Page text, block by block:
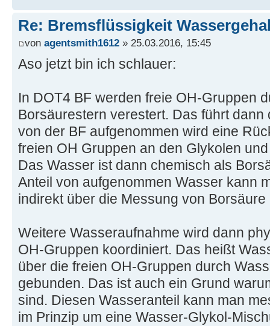
Re: Bremsflüssigkeit
von agentsmith1612 » 25.03.2016, 15:45
Aso jetzt bin ich schlauer:
In DOT4 BF werden freie OH-Gruppen
Borsäurestern verestert. Das führt
von der BF aufgenommen wird eine
freien OH Gruppen an den Glykolen
Das Wasser ist dann chemisch als
Anteil von aufgenommen Wasser kann
indirekt über die Messung von Borsäure
Weitere Wasseraufnahme wird dann
OH-Gruppen koordiniert. Das heißt
über die freien OH-Gruppen durch
gebunden. Das ist auch ein Grund
sind. Diesen Wasseranteil kann man
im Prinzip um eine Wasser-Glykol-